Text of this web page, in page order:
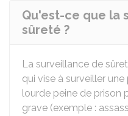
Qu'est-ce que la
sûreté ?
La surveillance de
qui vise à surveiller
lourde peine de prison
grave (exemple :